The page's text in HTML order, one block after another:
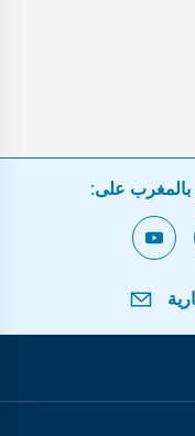
بالمغرب على: